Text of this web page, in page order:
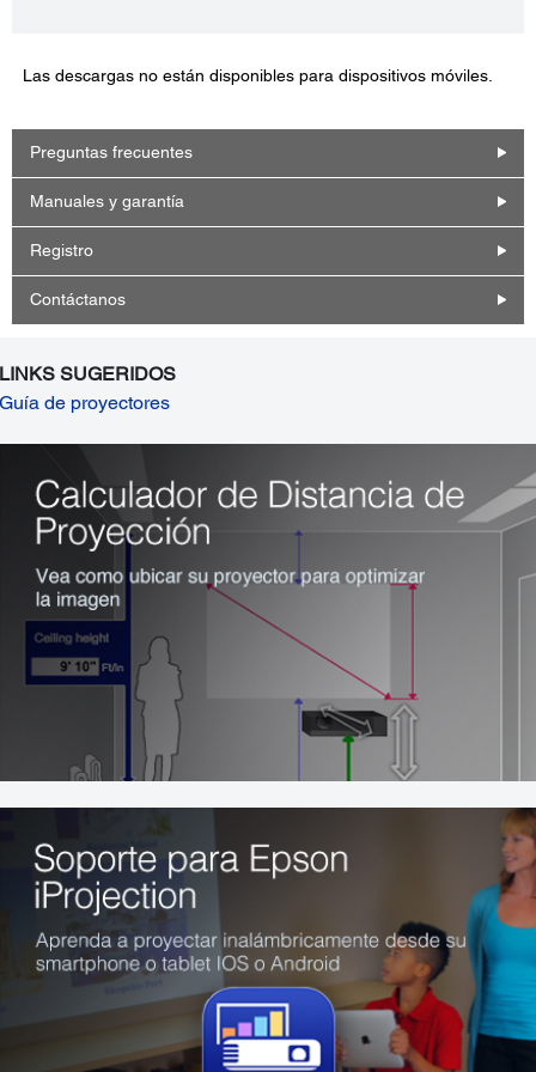
Las descargas no están disponibles para dispositivos móviles.
Preguntas frecuentes
Manuales y garantía
Registro
Contáctanos
LINKS SUGERIDOS
Guía de proyectores